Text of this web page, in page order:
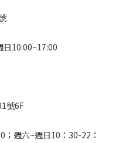
日10:00~17:00
號6F
週六~週日10：30-22：